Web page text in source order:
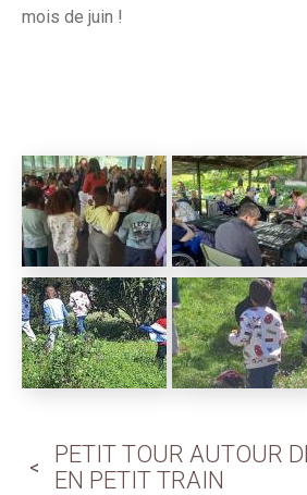
mois de juin !
PETIT TOUR AUTOUR
EN PETIT TRAIN